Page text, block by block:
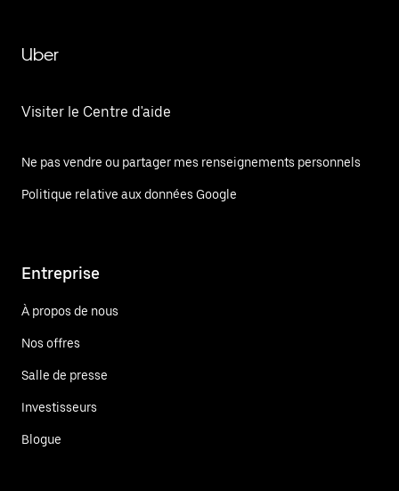
Uber
Visiter le Centre d'aide
Ne pas vendre ou partager mes renseignements personnels
Politique relative aux données Google
Entreprise
À propos de nous
Nos offres
Salle de presse
Investisseurs
Blogue